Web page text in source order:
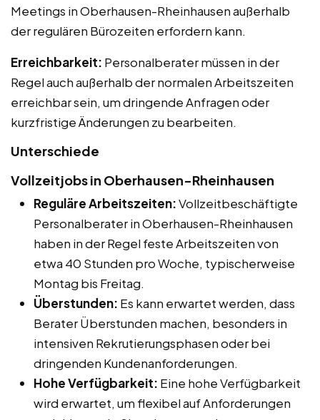
Meetings in Oberhausen-Rheinhausen außerhalb
der regulären Bürozeiten erfordern kann.
Erreichbarkeit: Personalberater müssen in der
Regel auch außerhalb der normalen Arbeitszeiten
erreichbar sein, um dringende Anfragen oder
kurzfristige Änderungen zu bearbeiten.
Unterschiede
Vollzeitjobs in Oberhausen-Rheinhausen
Reguläre Arbeitszeiten:Vollzeitbeschäftigte
Personalberater in Oberhausen-Rheinhausen
haben in der Regel feste Arbeitszeiten von
etwa 40 Stunden pro Woche, typischerweise
Montag bis Freitag.
Überstunden: Es kann erwartet werden, dass
Berater Überstunden machen, besonders in
intensiven Rekrutierungsphasen oder bei
dringenden Kundenanforderungen.
Hohe Verfügbarkeit: Eine hohe Verfügbarkeit
wird erwartet, um flexibel auf Anforderungen